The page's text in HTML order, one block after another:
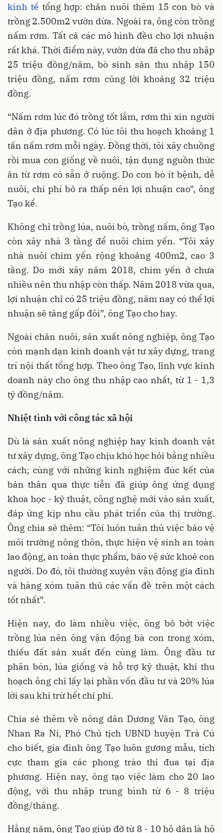
kinh tế tổng hợp: chăn nuôi thêm 15 con bò và
trồng 2.500m2 vườn dừa. Ngoài ra, ông còn trồng
nấm rơm. Tất cả các mô hình đều cho lợi nhuận
rất khá. Thời điểm này, vườn dừa đã cho thu nhập
25 triệu đồng/năm, bò sinh sản thu nhập 150
triệu đồng, nấm rơm cũng lời khoảng 32 triệu
đồng.
“Nấm rơm lúc đó trồng tốt lắm, rơm thì xin người
dân ở địa phương. Có lúc tôi thu hoạch khoảng 1
tấn nấm rơm mỗi ngày. Đồng thời, tôi xây chuồng
rồi mua con giống về nuôi, tận dụng nguồn thức
ăn từ rơm có sẵn ở ruộng. Do con bò ít bệnh, dễ
nuôi, chi phí bỏ ra thấp nên lợi nhuận cao”, ông
Tạo kể.
Không chỉ trồng lúa, nuôi bò, trồng nấm, ông Tạo
còn xây nhà 3 tầng để nuôi chim yến. “Tôi xây
nhà nuôi chim yến rộng khoảng 400m2, cao 3
tầng. Do mới xây năm 2018, chim yến ở chưa
nhiều nên thu nhập còn thấp. Năm 2018 vừa qua,
lợi nhuận chỉ có 25 triệu đồng, năm nay có thể lợi
nhuận sẽ tăng gấp đôi”, ông Tạo cho hay.
Ngoài chăn nuôi, sản xuất nông nghiệp, ông Tạo
còn mạnh dạn kinh doanh vật tư xây dựng, trang
trí nội thất tổng hợp. Theo ông Tạo, lĩnh vực kinh
doanh này cho ông thu nhập cao nhất, từ 1 - 1,3
tỷ đồng/năm.
Nhiệt tình với công tác xã hội
Dù là sản xuất nông nghiệp hay kinh doanh vật
tư xây dựng, ông Tạo chịu khó học hỏi bằng nhiều
cách; cùng với những kinh nghiệm đúc kết của
bản thân qua thực tiễn đã giúp ông ứng dụng
khoa học - kỹ thuật, công nghệ mới vào sản xuất,
đáp ứng kịp nhu cầu phát triển của thị trường.
Ông chia sẻ thêm: “Tôi luôn tuân thủ việc bảo vệ
môi trường nông thôn, thực hiện vệ sinh an toàn
lao động, an toàn thực phẩm, bảo vệ sức khoẻ con
người. Do đó, tôi thường xuyên vận động gia đình
và hàng xóm tuân thủ các vấn đề trên một cách
tốt nhất”.
Hiện nay, do làm nhiều việc, ông bỏ bớt việc
trồng lúa nên ông vận động bà con trong xóm,
thiếu đất sản xuất đến cùng làm. Ông đầu tư
phân bón, lúa giống và hỗ trợ kỹ thuật, khi thu
hoạch ông chỉ lấy lại phần vốn đầu tư và 20% lúa
lời sau khi trừ hết chi phí.
Chia sẻ thêm về nông dân Dương Văn Tạo, ông
Nhan Ra Ni, Phó Chủ tịch UBND huyện Trà Cú
cho biết, gia đình ông Tạo luôn gương mẫu, tích
cực tham gia các phong trào thi đua tại địa
phương. Hiện nay, ông tạo việc làm cho 20 lao
động, với thu nhập trung bình từ 6 - 8 triệu
đồng/tháng.
Hằng năm, ông Tạo giúp đỡ từ 8 - 10 hộ dân là hộ